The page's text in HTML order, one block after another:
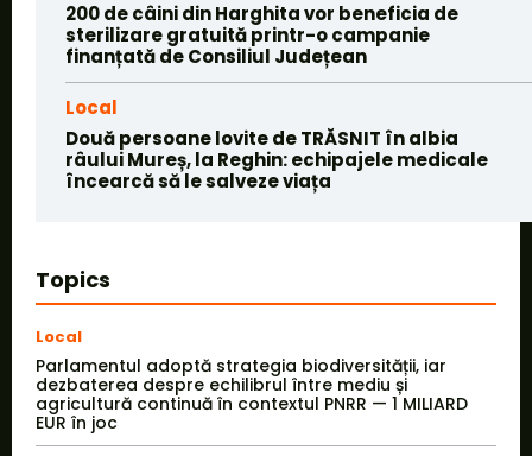
200 de câini din Harghita vor beneficia de
sterilizare gratuită printr-o campanie
finanțată de Consiliul Județean
Local
Două persoane lovite de TRĂSNIT în albia
râului Mureș, la Reghin: echipajele medicale
încearcă să le salveze viața
Topics
Local
Parlamentul adoptă strategia biodiversității, iar
dezbaterea despre echilibrul între mediu și
agricultură continuă în contextul PNRR — 1 MILIARD
EUR în joc